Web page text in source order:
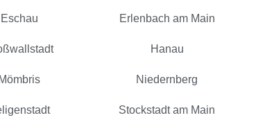
Eschau Erlenbach am Main
Hanau
Mömbris Niedernberg
Stockstadt am Main